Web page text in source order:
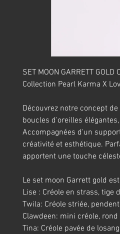
SET MOON GARRETT GOLD
Collection Pearl Karma X
Découvrez notre concept
boucles d'oreilles
Accompagnées d'un
créativité et esthétique.
apportent une touche
Le set moon Garrett gold
Lise : Créole en strass, tige
Twila: Créole striée,
Clawdeen: mini créole,
Tina: Créole pavée de